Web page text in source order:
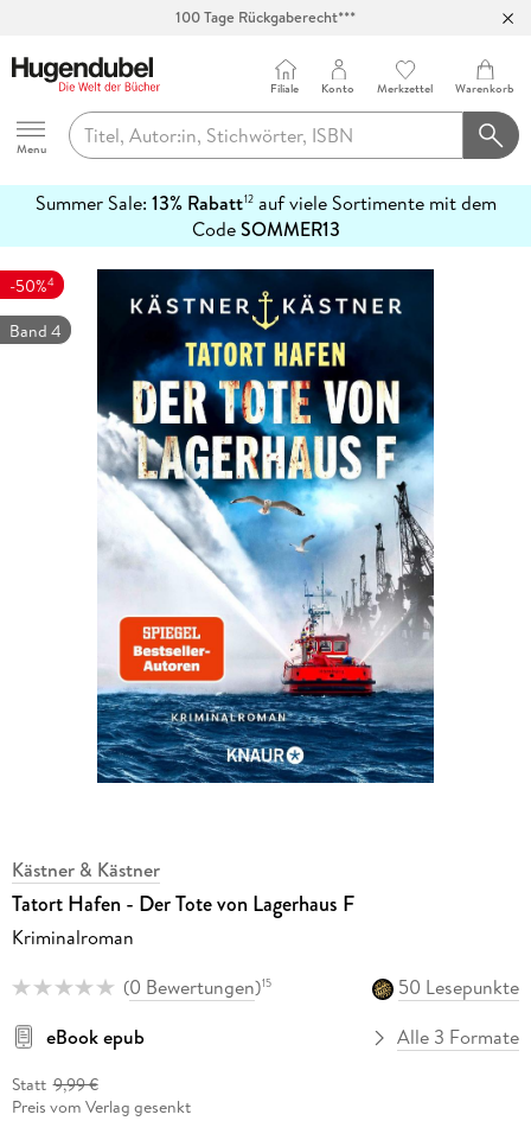
100 Tage Rückgaberecht***
Hugendubel
Menu
Filiale Konto Merkzettel Warenkorb
Summer Sale: 13% Rabatt12auf viele Sortimente mit dem
CodeSOMMER13
erfahren
-50%4
Band 4
Kästner & Kästner
Tatort Hafen - Der Tote von Lagerhaus F
Kriminalroman
(0 Bewertungen)15
50 Lesepunkte
eBook epub
Alle 3 Formate
Statt 9,99 €
Preis vom Verlag gesenkt